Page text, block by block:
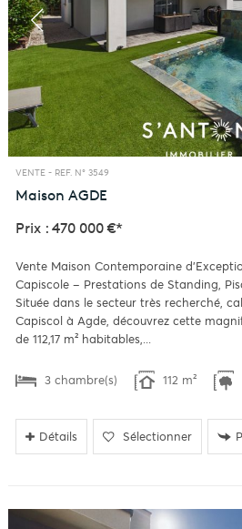
VENTE - REF. N° 3549
Maison AGDE
Prix : 470 000 €*
Vente Maison Contemporaine
Capiscole – Prestations de Standing,
Située dans le secteur très recherché,
Capiscol à Agde, découvrez cette
de 112,17 m² habitables,...
3 chambre(s) 112 m²
Détails Sélectionner